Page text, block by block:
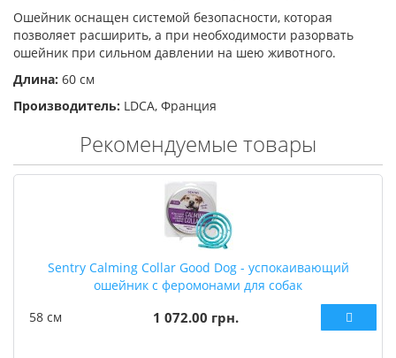
Ошейник оснащен системой безопасности, которая
позволяет расширить, а при необходимости разорвать
ошейник при сильном давлении на шею животного.
Длина: 60 см
Производитель: LDCA, Франция
Рекомендуемые товары
Sentry Calming Collar Good Dog - успокаивающий
ошейник с феромонами для собак
58 см
1 072.00 грн.